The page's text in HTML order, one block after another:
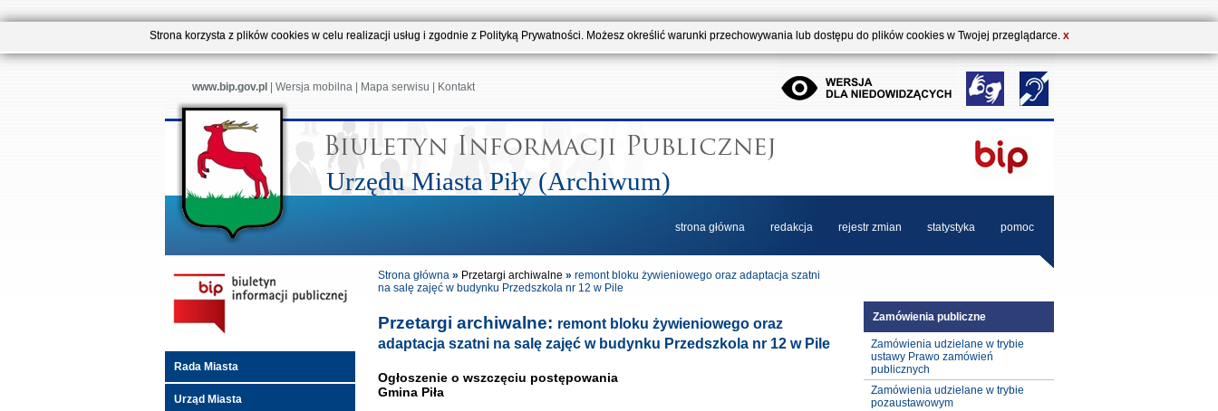
Strona korzysta z plików cookies w celu realizacji usług i zgodnie z Polityką Prywatności. Możesz określić warunki przechowywania lub dostępu do plików cookies w Twojej przeglądarce. X
www.bip.gov.pl Wersja mobilna| Mapa serwisu Kontakt
Urzędu Miasta Piły (Archiwum)
strona główna redakcja rejestr zmian statystyka pomoc
Rada Miasta
Urząd Miasta
Strona główna » Przetargi archiwalne » remont bloku żywieniowego oraz adaptacja szatni
na salę zajęć w budynku Przedszkola nr 12 w Pile
Przetargi archiwalne: remont bloku żywieniowego oraz
adaptacja szatni na salę zajęć w budynku Przedszkola nr 12 w Pile
Ogłoszenie o wszczęciu postępowania
Gmina Piła
Zamówienia publiczne
Zamówienia udzielane w trybie
ustawy Prawo zamówień
publicznych
Zamówienia udzielane w trybie
pozaustawowym